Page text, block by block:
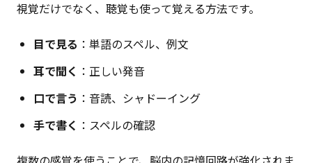
視覚だけでなく、聴覚も使って覚える方法です。
目で見る ：単語のスペル、例文
耳で聞く ：正しい発音
口で言う ：音読、シャドーイング
手で書く ：スペルの確認